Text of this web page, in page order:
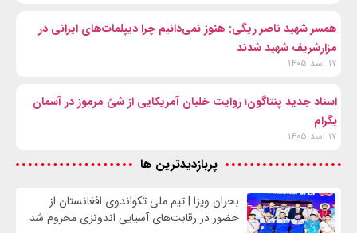
همسر شهید ناصر ریگی: هنوز نمی‌دانیم چرا دیپلمات‌های ایرانی در
مزارشریف شهید شدند
۱۷ اسد ۱۴۰۵
اسناد جدید پنتاگون؛ روایت خلبان آمریکایی از شئ مرموز در آسمان
بگرام
۱۷ اسد ۱۴۰۵
پربازدیدترین ها
بحران ویزا | تیم ملی تکواندوی افغانستان از
حضور در رقابت‌های آسیایی اندونزی محروم شد